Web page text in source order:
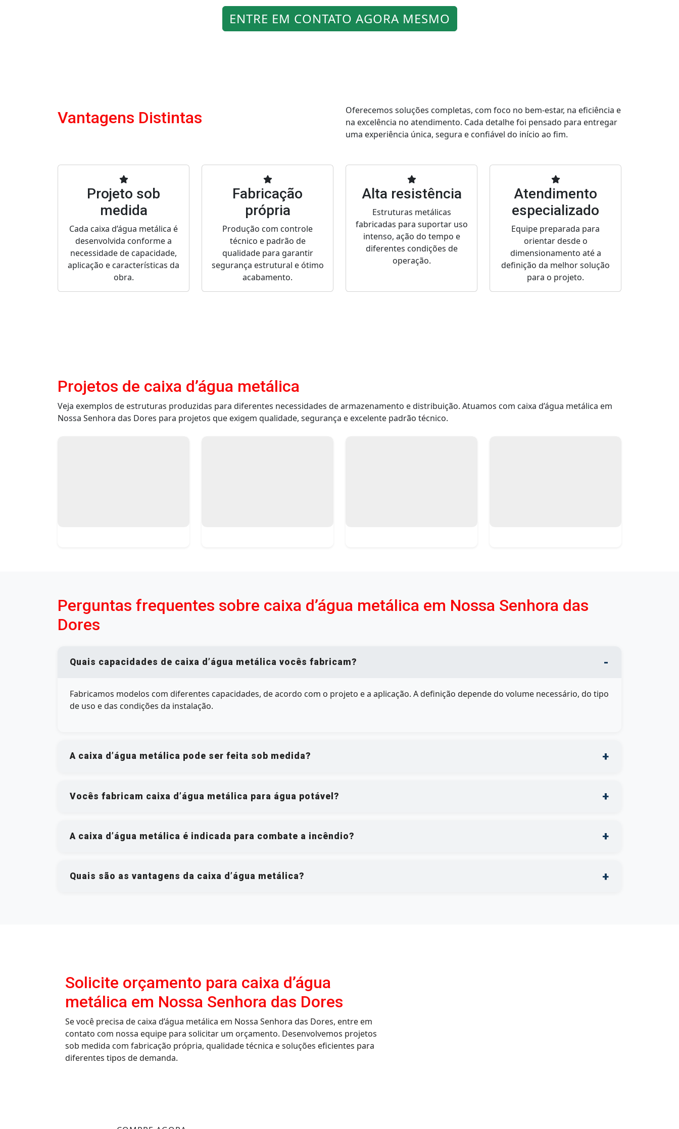
ENTRE EM CONTATO AGORA MESMO
Vantagens Distintas
Oferecemos soluções completas, com foco no bem-estar, na eficiência e
na excelência no atendimento. Cada detalhe foi pensado para entregar
uma experiência única, segura e confiável do início ao fim.
Projeto sob
medida
Cada caixa d’água metálica é
desenvolvida conforme a
necessidade de capacidade,
aplicação e características da
obra.
Fabricação
própria
Produção com controle
técnico e padrão de
qualidade para garantir
segurança estrutural e ótimo
acabamento.
Alta resistência
Estruturas metálicas
fabricadas para suportar uso
intenso, ação do tempo e
diferentes condições de
operação.
Atendimento
especializado
Equipe preparada para
orientar desde o
dimensionamento até a
definição da melhor solução
para o projeto.
Projetos de caixa d’água metálica
Veja exemplos de estruturas produzidas para diferentes necessidades de armazenamento e distribuição. Atuamos com caixa d’água metálica em
Nossa Senhora das Dores para projetos que exigem qualidade, segurança e excelente padrão técnico.
Perguntas frequentes sobre caixa d’água metálica em Nossa Senhora das
Dores
Quais capacidades de caixa d’água metálica vocês fabricam?
Fabricamos modelos com diferentes capacidades, de acordo com o projeto e a aplicação. A definição depende do volume necessário, do tipo
de uso e das condições da instalação.
A caixa d’água metálica pode ser feita sob medida?
Vocês fabricam caixa d’água metálica para água potável?
A caixa d’água metálica é indicada para combate a incêndio?
Quais são as vantagens da caixa d’água metálica?
Solicite orçamento para caixa d’água
metálica em Nossa Senhora das Dores
Se você precisa de caixa d’água metálica em Nossa Senhora das Dores, entre em
contato com nossa equipe para solicitar um orçamento. Desenvolvemos projetos
sob medida com fabricação própria, qualidade técnica e soluções eficientes para
diferentes tipos de demanda.